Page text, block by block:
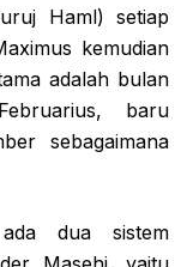
Haml) setiap
kemudian
adalah bulan
baru
sebagaimana
dua sistem